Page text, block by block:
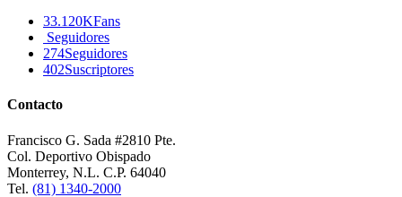
33.120KFans
Seguidores
274Seguidores
402Suscriptores
Contacto
Francisco G. Sada #2810 Pte.
Col. Deportivo Obispado
Monterrey, N.L. C.P. 64040
Tel. (81) 1340-2000